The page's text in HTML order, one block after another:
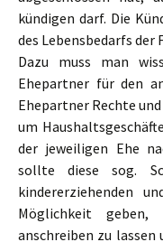
kündigen darf. Die
des Lebensbedarfs der
Dazu muss man
Ehepartner für den
Ehepartner Rechte
um
der jeweiligen Ehe
sollte diese sog.
kindererziehenden
Möglichkeit
anschreiben zu lassen